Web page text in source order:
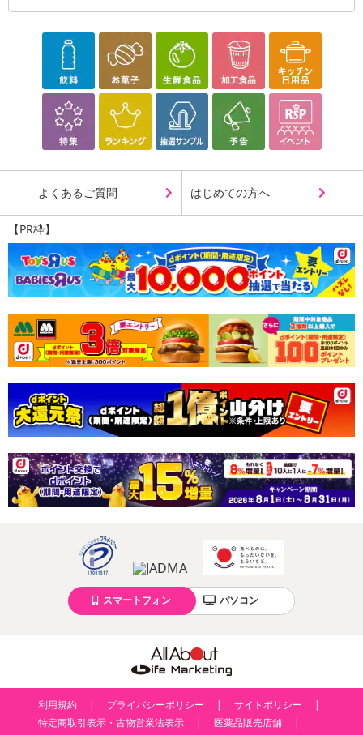
よくあるご質問 はじめての方へ
【PR枠】
スマートフォン パソコン
利用規約 プライバシーポリシー
サイトポリシー
特定商取引表示・古物営業法表示
医薬品販売店舗